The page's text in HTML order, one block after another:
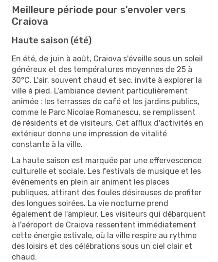
Meilleure période pour s'envoler vers
Craiova
Haute saison (été)
En été, de juin à août, Craiova s'éveille sous un soleil
généreux et des températures moyennes de 25 à
30°C. L'air, souvent chaud et sec, invite à explorer la
ville à pied. L'ambiance devient particulièrement
animée : les terrasses de café et les jardins publics,
comme le Parc Nicolae Romanescu, se remplissent
de résidents et de visiteurs. Cet afflux d'activités en
extérieur donne une impression de vitalité
constante à la ville.
La haute saison est marquée par une effervescence
culturelle et sociale. Les festivals de musique et les
événements en plein air animent les places
publiques, attirant des foules désireuses de profiter
des longues soirées. La vie nocturne prend
également de l'ampleur. Les visiteurs qui débarquent
à l'aéroport de Craiova ressentent immédiatement
cette énergie estivale, où la ville respire au rythme
des loisirs et des célébrations sous un ciel clair et
chaud.